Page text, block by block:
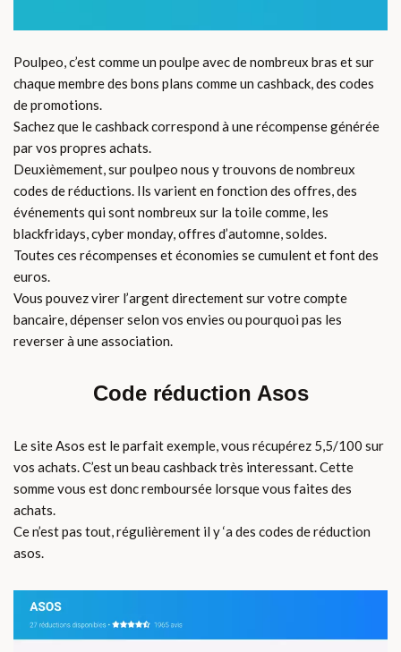
Poulpeo, c’est comme un poulpe avec de nombreux bras et sur
chaque membre des bons plans comme un cashback, des codes
de promotions.
Sachez que le cashback correspond à une récompense générée
par vos propres achats.
Deuxièmement, sur poulpeo nous y trouvons de nombreux
codes de réductions. Ils varient en fonction des offres, des
événements qui sont nombreux sur la toile comme, les
blackfridays, cyber monday, offres d’automne, soldes.
Toutes ces récompenses et économies se cumulent et font des
euros.
Vous pouvez virer l’argent directement sur votre compte
bancaire, dépenser selon vos envies ou pourquoi pas les
reverser à une association.
Code réduction Asos
Le site Asos est le parfait exemple, vous récupérez 5,5/100 sur
vos achats. C’est un beau cashback très interessant. Cette
somme vous est donc remboursée lorsque vous faites des
achats.
Ce n’est pas tout, régulièrement il y ‘a des codes de réduction
asos.